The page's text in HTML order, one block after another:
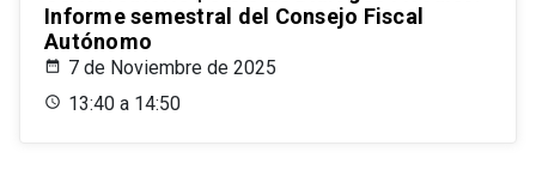
Informe semestral del Consejo Fiscal
Autónomo
7 de Noviembre de 2025
13:40 a 14:50